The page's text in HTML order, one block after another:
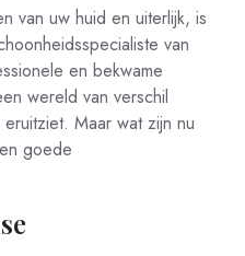
van uw huid en uiterlijk, is
van
en bekwame
wereld van verschil
Maar wat zijn nu
goede